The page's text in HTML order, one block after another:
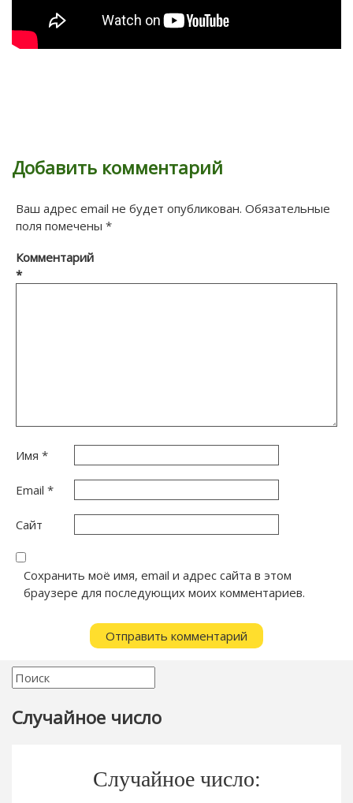
Добавить комментарий
Ваш адрес email не будет опубликован. Обязательные
поля помечены *
Комментарий
*
Имя *
Email *
Сайт
Сохранить моё имя, email и адрес сайта в этом
браузере для последующих моих комментариев.
Случайное число
Случайное число: